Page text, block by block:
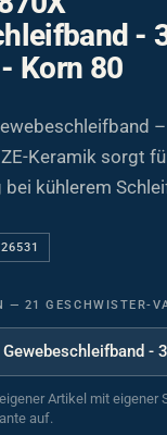
-
Korn 80
Keramik sorgt
kühlerem
— 21 GESCHWISTER-
Artikel mit eigener
auf.